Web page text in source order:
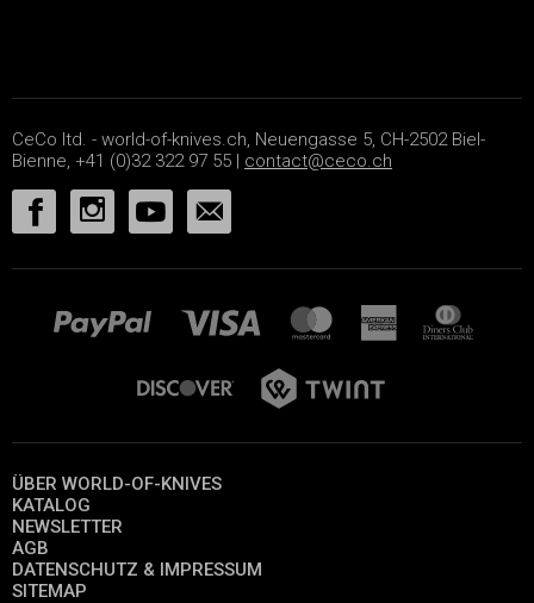
CeCo ltd. - world-of-knives.ch, Neuengasse 5, CH-2502 Biel-
Bienne, +41 (0)32 322 97 55 | contact@ceco.ch
ÜBER WORLD-OF-KNIVES
KATALOG
NEWSLETTER
AGB
DATENSCHUTZ & IMPRESSUM
SITEMAP